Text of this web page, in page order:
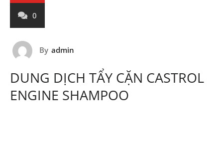
0
By admin
DUNG DỊCH TẨY CẶN CASTROL
ENGINE SHAMPOO